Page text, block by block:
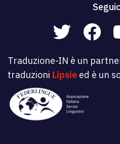
Traduzione-IN è un
traduzioni Lipsie ed è un